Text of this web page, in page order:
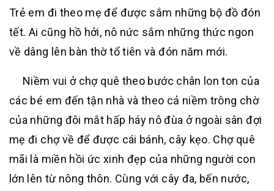
Trẻ em đi theo mẹ để được sắm những bộ đồ đón
tết. Ai cũng hồ hởi, nô nức sắm những thức ngon
về dâng lên bàn thờ tổ tiên và đón năm mới.
Niềm vui ở chợ quê theo bước chân lon ton của
các bé em đến tận nhà và theo cả niềm trông chờ
của những đôi mắt hấp háy nô đùa ở ngoài sân đợi
mẹ đi chợ về để được cái bánh, cây kẹo. Chợ quê
mãi là miền hồi ức xinh đẹp của những người con
lớn lên từ nông thôn. Cùng với cây đa, bến nước,